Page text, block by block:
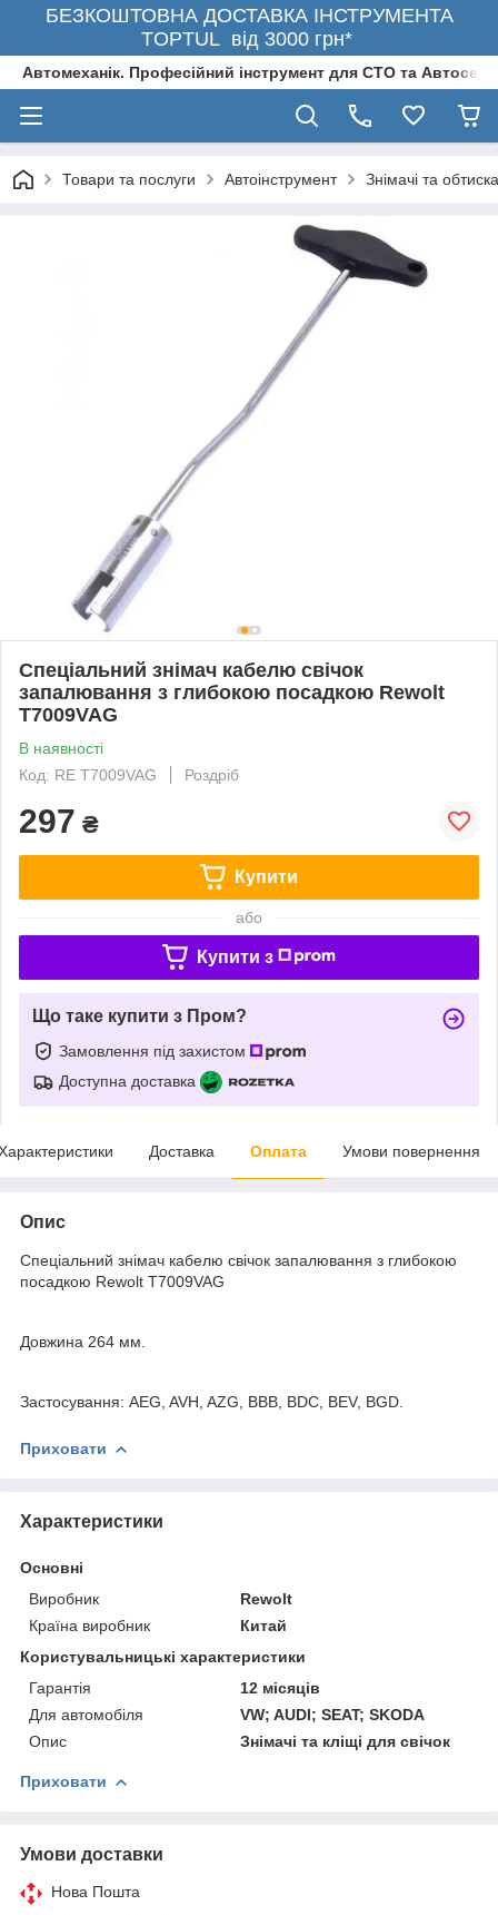
БЕЗКОШТОВНА ДОСТАВКА ІНСТРУМЕНТА
TOPTUL від 3000 грн*
Автомеханік. Професійний інструмент для СТО та
Товари та послуги Автоінструмент Знімачі та
Спеціальний знімач кабелю свічок
запалювання з глибокою посадкою Rewolt
T7009VAG
В наявності
Код: RE T7009VAG
Роздріб
297 ₴
Купити
або
Купити з
Що таке купити з Пром?
Замовлення під захистом
Доступна доставка
Доставка Оплата Умови повернення
Опис
Спеціальний знімач кабелю свічок запалювання з глибокою
посадкою Rewolt T7009VAG
Довжина 264 мм.
Застосування: AEG, AVH, AZG, BBB, BDC, BEV, BGD.
Приховати
Характеристики
Основні
Виробник
Rewolt
Країна виробник
Китай
Користувальницькі характеристики
Гарантія
12 місяців
Для автомобіля
VW; AUDI; SEAT; SKODA
Опис
Знімачі та кліщі для свічок
Приховати
Умови доставки
Нова Пошта